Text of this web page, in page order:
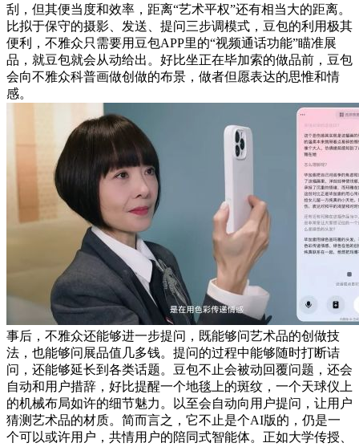
刮，但其便当度和效率，距离“艺术平权”还有相当大的距离。
比拟于保守的摄影、发送、提问三步调模式，豆包的利用极其
便利，不雅众只需要用豆包APP里的“视频通话功能”瞄准展
品，就豆包就会从动给出。好比坐正在毕加索的做品前，豆包
会向不雅众科普画做创做的布景，做者但愿表达的思惟和情
感。
事后，不雅众还能够进一步提问，既能够问艺术品的创做技
法，也能够问展品值几多钱。提问的过程中能够随时打断诘
问，还能够延长到各类话题。豆包不止会被动回覆问题，还会
自动和用户措辞，好比提醒一个地毯上的斑纹，一个天球仪上
的机械布局如许的细节魅力。以至会自动向用户提问，让用户
猜测艺术品的材质。简而言之，它不止是个AI版的，仍是一
个可以或许用户，共情用户的陪同式智能体。正如大学传授、